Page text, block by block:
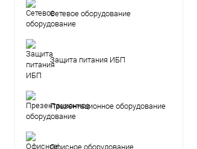
Сетевое оборудование
Защита питания ИБП
Презентационное оборудование
Офисное оборудование